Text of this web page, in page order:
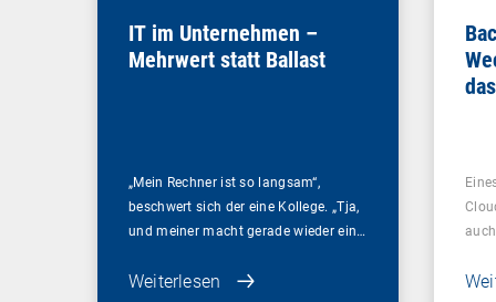
IT im Unternehmen –
Mehrwert statt Ballast
„Mein Rechner ist so langsam“,
beschwert sich der eine Kollege. „Tja,
und meiner macht gerade wieder ein…
Weiterlesen